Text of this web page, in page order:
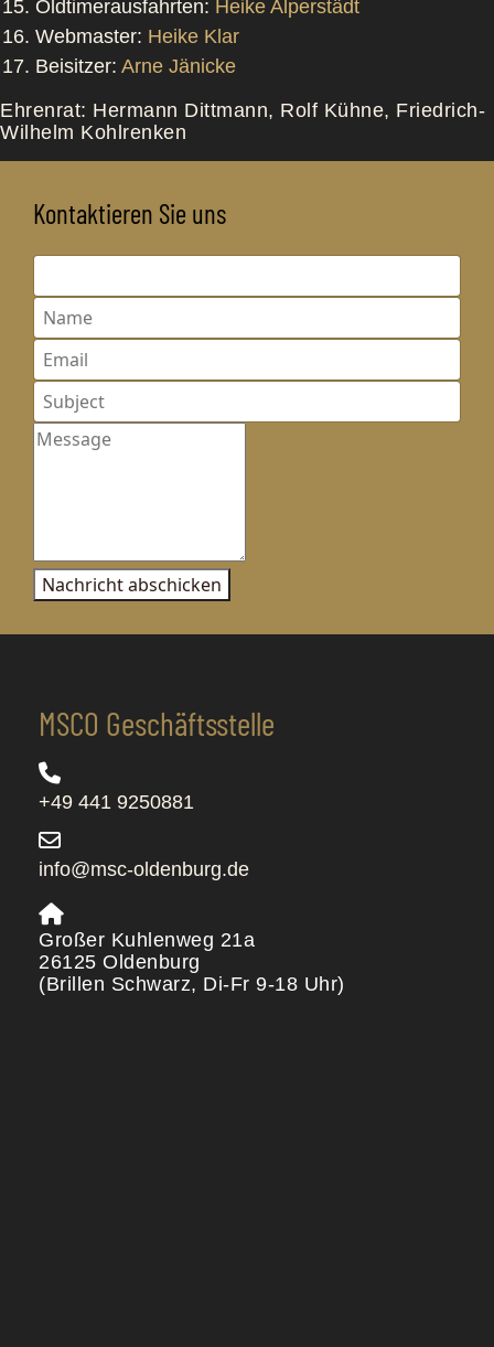
Oldtimerausfahrten: Heike Alperstädt
Webmaster: Heike Klar
Beisitzer: Arne Jänicke
Ehrenrat: Hermann Dittmann, Rolf Kühne, Friedrich-
Wilhelm Kohlrenken
Kontaktieren Sie uns
Nachricht abschicken
MSCO Geschäftsstelle
+49 441 9250881
info@msc-oldenburg.de
Großer Kuhlenweg 21a
26125 Oldenburg
(Brillen Schwarz, Di-Fr 9-18 Uhr)